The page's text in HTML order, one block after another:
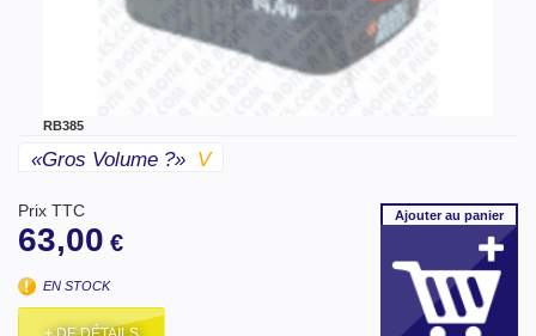
RB385
«gros Volume ?» V
Prix TTC
63,00 €
EN STOCK
Ajouterau panier